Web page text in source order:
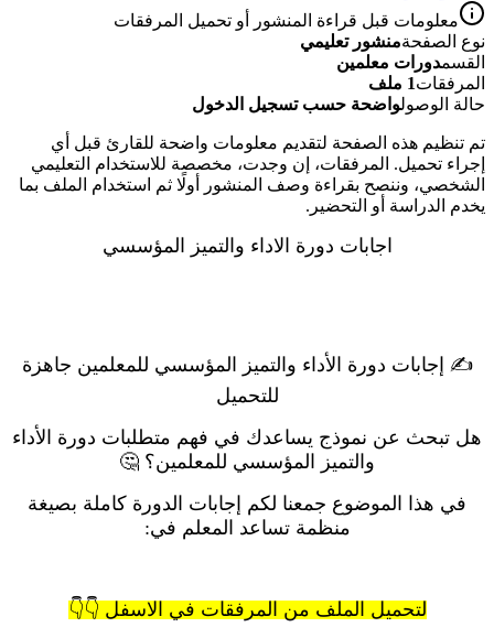
معلومات قبل قراءة المنشور أو تحميل المرفقات
نوع الصفحةمنشور تعليمي
القسمدورات معلمين
المرفقات1 ملف
حالة الوصولواضحة حسب تسجيل الدخول
تم تنظيم هذه الصفحة لتقديم معلومات واضحة للقارئ قبل أي
إجراء تحميل. المرفقات، إن وجدت، مخصصة للاستخدام التعليمي
الشخصي، وننصح بقراءة وصف المنشور أولًا ثم استخدام الملف بما
يخدم الدراسة أو التحضير.
اجابات دورة الاداء والتميز المؤسسي
✍️ إجابات دورة الأداء والتميز المؤسسي للمعلمين جاهزة
للتحميل
هل تبحث عن نموذج يساعدك في فهم متطلبات دورة الأداء
والتميز المؤسسي للمعلمين؟ 🤔
في هذا الموضوع جمعنا لكم إجابات الدورة كاملة بصيغة
منظمة تساعد المعلم في:
لتحميل الملف من المرفقات في الاسفل 👇👇